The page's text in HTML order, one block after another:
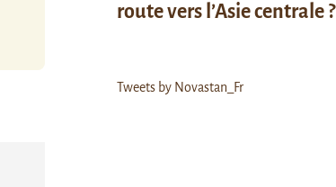
route vers l’Asie centrale ?
Tweets by Novastan_Fr